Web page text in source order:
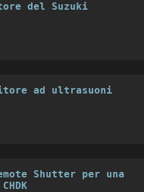
del Suzuki
ad ultrasuoni
Shutter per una